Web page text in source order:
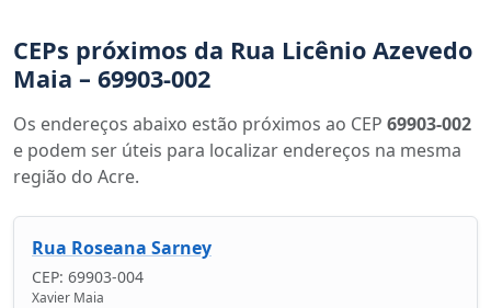
CEPs próximos da Rua Licênio Azevedo
Maia – 69903-002
Os endereços abaixo estão próximos ao CEP 69903-002
e podem ser úteis para localizar endereços na mesma
região do Acre.
Rua Roseana Sarney
CEP: 69903-004
Xavier Maia